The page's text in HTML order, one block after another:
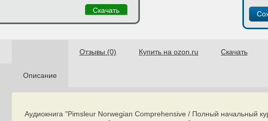
Скачать
Описание
Отзывы (0) Купить на ozon.ru Скачать
Аудиокнига "Pimsleur Norwegian Comprehensive / Полный начальный